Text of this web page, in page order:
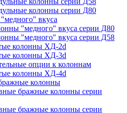
колонны серии Д80
вкуса
"медного" вкуса серии Д80
"медного" вкуса серии Д58
колонны ХД-2d
колонны ХД-3d
опции к колоннам
колонны ХД-4d
колонны
бражные колонны серии
бражные колонны серии